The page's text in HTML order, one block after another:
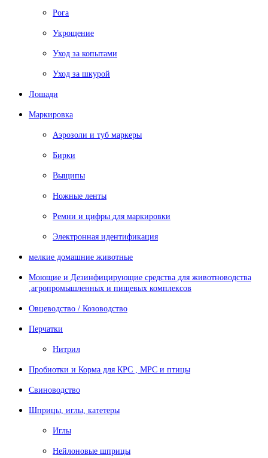
Рога
Укрощение
Уход за копытами
Уход за шкурой
Лошади
Маркировка
Аэрозоли и туб маркеры
Бирки
Выщипы
Ножные ленты
Ремни и цифры для маркировки
Электронная идентификация
мелкие домашние животные
Моющие и Дезинфицирующие средства для животноводства
,агропромышленных и пищевых комплексов
Овцеводство / Козоводство
Перчатки
Нитрил
Пробиотки и Корма для КРС , МРС и птицы
Свиноводство
Шприцы, иглы, катетеры
Иглы
Нейлоновые шприцы